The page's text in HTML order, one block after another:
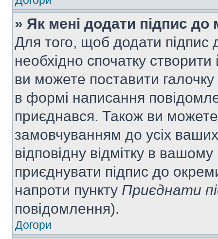
» Як мені додати підпис
Для того, щоб додати
необхідно спочатку
ви можете поставити
в формі написання
приєднався. Також ви
замовчуванням до усіх
відповідну відмітку в
приєднувати підпис до
напроти пункту Приєднати
повідомлення).
Догори